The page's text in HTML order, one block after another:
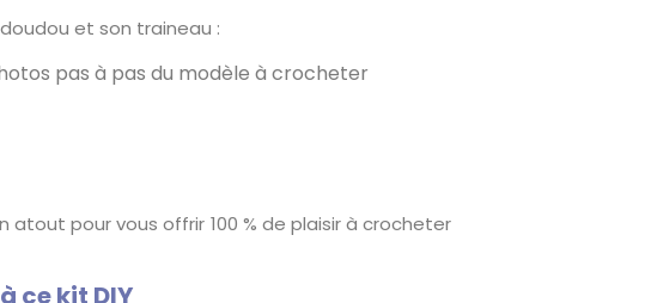
et son traineau :
pas à pas du modèle à crocheter
pour vous offrir 100 % de plaisir à crocheter
ce kit DIY